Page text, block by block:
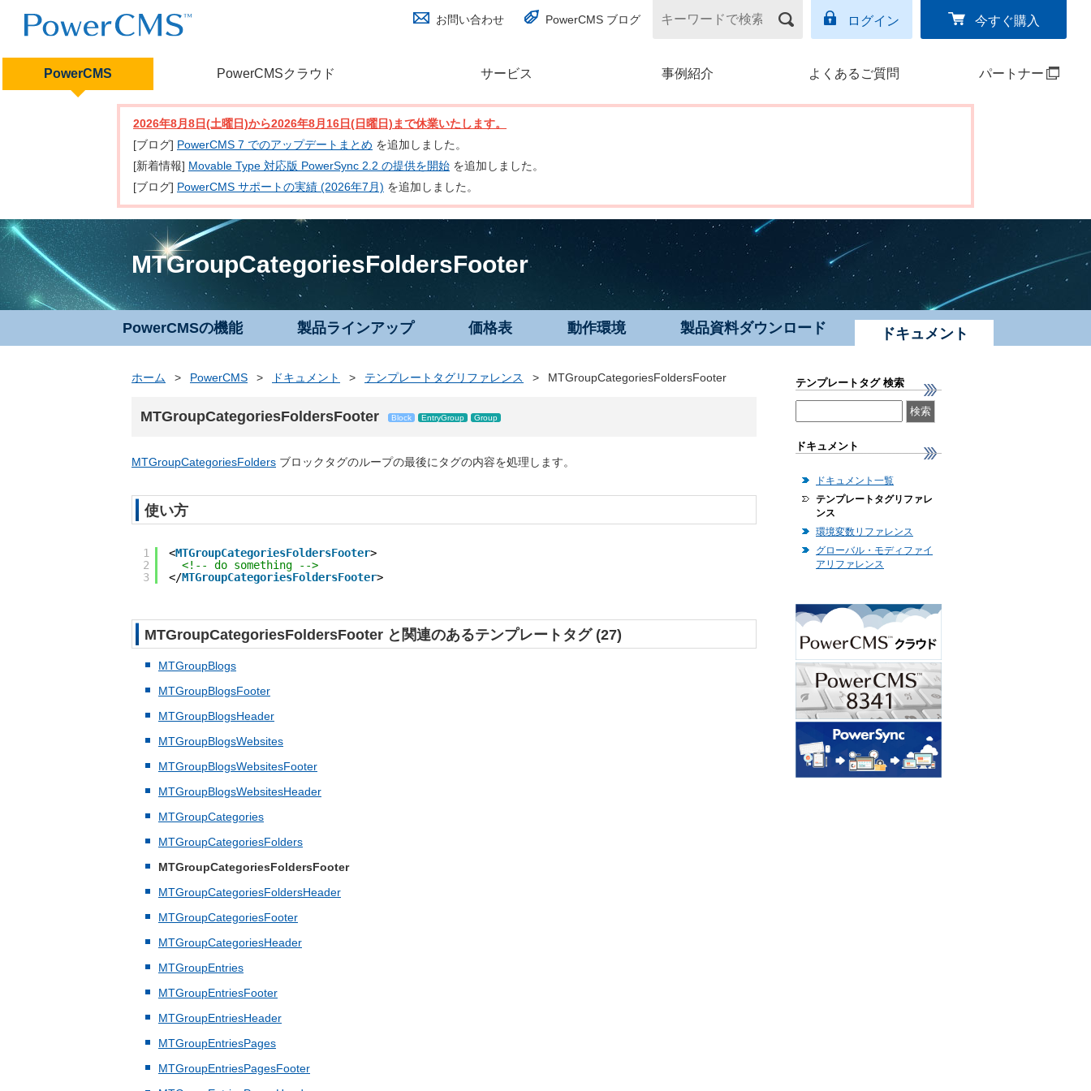
お問い合わせ PowerCMS ブログ ログイン 今すぐ購入
PowerCMS PowerCMSクラウド サービス 事例紹介 よくあるご質問 パートナー
(別ウィンドウで開く)
2026年8月8日(土曜日)から2026年8月16日(日曜日)まで休業いたします。
[ブログ] PowerCMS 7 でのアップデートまとめ を追加しました。
[新着情報] Movable Type 対応版 PowerSync 2.2 の提供を開始 を追加しました。
[ブログ] PowerCMS サポートの実績 (2026年7月) を追加しました。
MTGroupCategoriesFoldersFooter
PowerCMSの機能 製品ラインアップ 価格表 動作環境 製品資料ダウンロード ドキュメント
ホーム > PowerCMS > ドキュメント > テンプレートタグリファレンス > MTGroupCategoriesFoldersFooter
MTGroupCategoriesFoldersFooter Block EntryGroup Group
MTGroupCategoriesFolders ブロックタグのループの最後にタグの内容を処理します。
使い方
1
2
3
<MTGroupCategoriesFoldersFooter>
<!-- do something -->
</MTGroupCategoriesFoldersFooter>
MTGroupCategoriesFoldersFooter と関連のあるテンプレートタグ (27)
MTGroupBlogs
MTGroupBlogsFooter
MTGroupBlogsHeader
MTGroupBlogsWebsites
MTGroupBlogsWebsitesFooter
MTGroupBlogsWebsitesHeader
MTGroupCategories
MTGroupCategoriesFolders
MTGroupCategoriesFoldersFooter
MTGroupCategoriesFoldersHeader
MTGroupCategoriesFooter
MTGroupCategoriesHeader
MTGroupEntries
MTGroupEntriesFooter
MTGroupEntriesHeader
MTGroupEntriesPages
MTGroupEntriesPagesFooter
テンプレートタグ 検索
ドキュメント
ドキュメント一覧
テンプレートタグリファレ
ンス
環境変数リファレンス
グローバル・モディファイ
アリファレンス